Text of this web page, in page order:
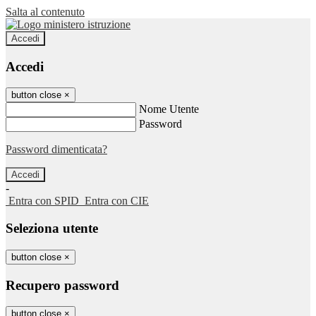
Salta al contenuto
Accedi
Accedi
button close ×
Nome Utente
Password
Password dimenticata?
-
Entra con SPID Entra con CIE
Seleziona utente
button close ×
Recupero password
button close ×